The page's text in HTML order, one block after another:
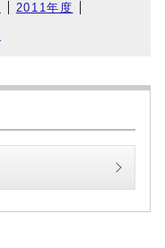
2011年度